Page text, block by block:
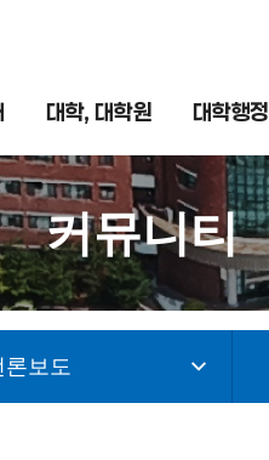
대학, 대학원 대학행정
커뮤니티
론보도